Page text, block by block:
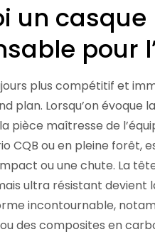
un
pour
plus compétitif et
plan. Lorsqu’on
pièce maîtresse de
CQB ou en pleine forêt,
ou une chute. La
ultra résistant devient
incontournable,
des composites en